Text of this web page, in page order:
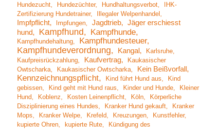
Hundezucht
Hundezüchter Hundhaltungsverbot
IHK-
Zertifizierung Hundetrainer
Illegaler Welpenhandel
Impfpflicht Impfungen Jagdtrieb
Jäger erschiesst
hund
Kampfhund Kampfhunde
Kampfhundehaltung Kampfhundesteuer
Kampfhundeverordnung Kangal
Karlsruhe
Kaufpreisrückzahlung
Kaufvertrag
Kaukasischer
Owtscharka
Kaukasischer Owtscharka Kein Beißvorfall
Kennzeichnungspflicht Kind führt Hund aus
Kind
gebissen
Kind geht mit Hund raus Kinder und Hunde
Kleiner
Hund
Koblenz Kosten Leinenpflicht Köln
Körperliche
Disziplinierung eines Hundes
Kranker Hund gekauft
Kranker
Mops
Kranker Welpe Krefeld Kreuzungen
Kunstfehler
kupierte Ohren
kupierte Rute
Kündigung des